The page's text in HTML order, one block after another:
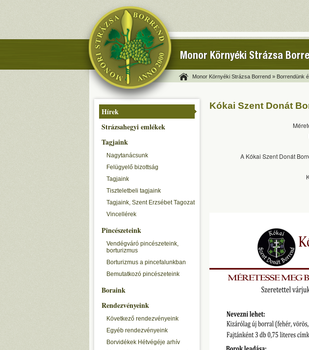
Monor Környéki Strázsa
Monor Környéki Strázsa Borrend » Borrendünk
Hírek
Strázsahegyi emlékek
Tagjaink
Nagytanácsunk
Felügyelő bizottság
Tagjaink
Tiszteletbeli tagjaink
Tagjaink, Szent Erzsébet Tagozat
Vincellérek
Pincészeteink
Vendégváró pincészeteink,
borturizmus
Borturizmus a pincefalunkban
Bemutatkozó pincészeteink
Boraink
Rendezvényeink
Következő rendezvényeink
Egyéb rendezvényeink
Borvidékek Hétvégéje arhív
Kókai Szent Donát
A Kókai Szent Donát